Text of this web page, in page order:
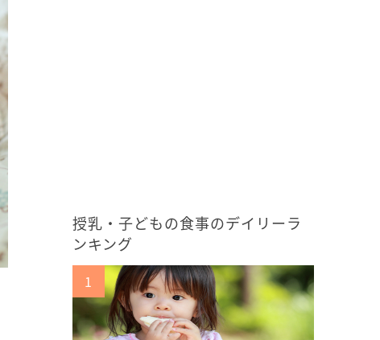
授乳・子どもの食事のデイリーラ
ンキング